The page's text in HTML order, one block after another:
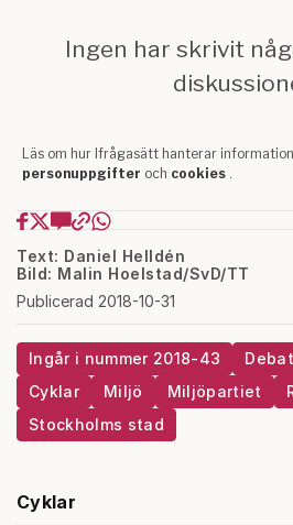
Text: Daniel Helldén
Bild: Malin Hoelstad/SvD/TT
Publicerad 2018-10-31
Ingår i nummer 2018-43
Cyklar
Miljö Miljöpartiet
Stockholms stad
Cyklar